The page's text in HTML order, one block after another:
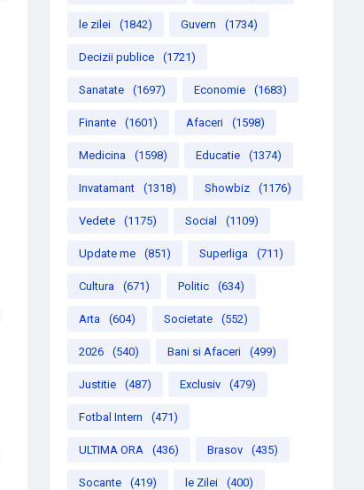
le zilei (1842) Guvern (1734)
Decizii publice (1721)
Sanatate (1697) Economie (1683)
Finante (1601) Afaceri (1598)
Medicina (1598) Educatie (1374)
Invatamant (1318) Showbiz (1176)
Vedete (1175) Social (1109)
Update me (851) Superliga (711)
Cultura (671) Politic (634)
Arta (604) Societate (552)
2026 (540) Bani si Afaceri (499)
Justitie (487) Exclusiv (479)
Fotbal Intern (471)
ULTIMA ORA (436) Brasov (435)
Socante (419) le Zilei (400)